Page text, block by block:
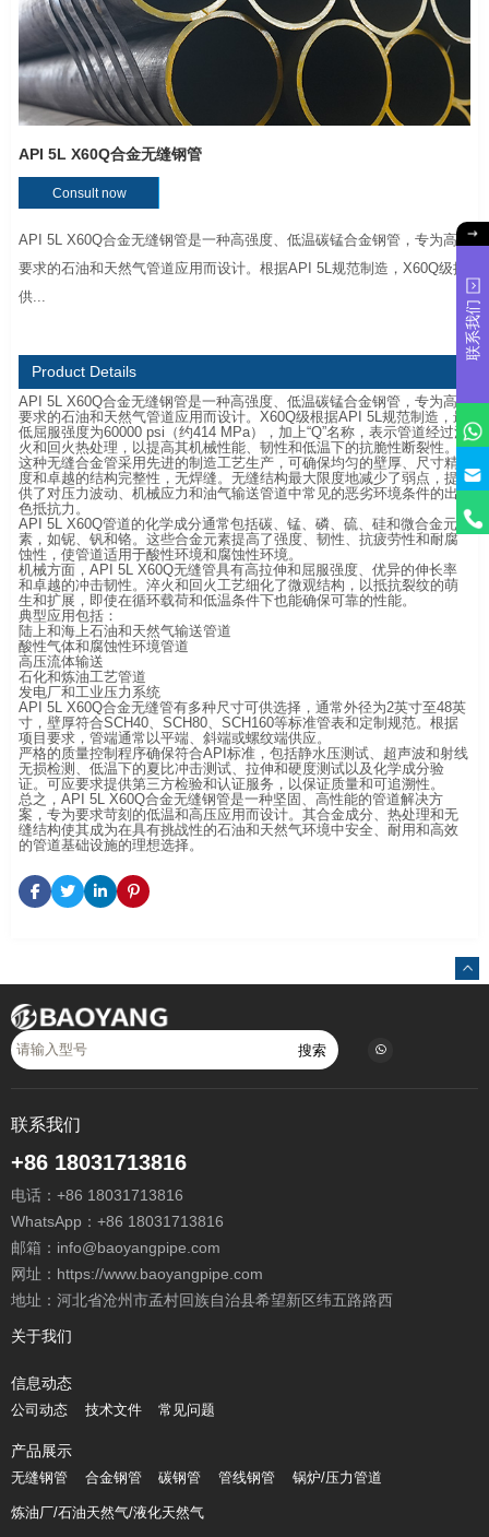
API 5L X60Q合金无缝钢管
Consult now
API 5L X60Q合金无缝钢管是一种高强度、低温碳锰合金钢管，专为高
要求的石油和天然气管道应用而设计。根据API 5L规范制造，X60Q级提
供...
Product Details
API 5L X60Q合金无缝钢管是一种高强度、低温碳锰合金钢管，专为高
要求的石油和天然气管道应用而设计。X60Q级根据API 5L规范制造，最
低屈服强度为60000 psi（约414 MPa），加上“Q”名称，表示管道经过淬
火和回火热处理，以提高其机械性能、韧性和低温下的抗脆性断裂性。
这种无缝合金管采用先进的制造工艺生产，可确保均匀的壁厚、尺寸精
度和卓越的结构完整性，无焊缝。无缝结构最大限度地减少了弱点，提
供了对压力波动、机械应力和油气输送管道中常见的恶劣环境条件的出
色抵抗力。
API 5L X60Q管道的化学成分通常包括碳、锰、磷、硫、硅和微合金元
素，如铌、钒和铬。这些合金元素提高了强度、韧性、抗疲劳性和耐腐
蚀性，使管道适用于酸性环境和腐蚀性环境。
机械方面，API 5L X60Q无缝管具有高拉伸和屈服强度、优异的伸长率
和卓越的冲击韧性。淬火和回火工艺细化了微观结构，以抵抗裂纹的萌
生和扩展，即使在循环载荷和低温条件下也能确保可靠的性能。
典型应用包括：
陆上和海上石油和天然气输送管道
酸性气体和腐蚀性环境管道
高压流体输送
石化和炼油工艺管道
发电厂和工业压力系统
API 5L X60Q合金无缝管有多种尺寸可供选择，通常外径为2英寸至48英
寸，壁厚符合SCH40、SCH80、SCH160等标准管表和定制规范。根据
项目要求，管端通常以平端、斜端或螺纹端供应。
严格的质量控制程序确保符合API标准，包括静水压测试、超声波和射线
无损检测、低温下的夏比冲击测试、拉伸和硬度测试以及化学成分验
证。可应要求提供第三方检验和认证服务，以保证质量和可追溯性。
总之，API 5L X60Q合金无缝钢管是一种坚固、高性能的管道解决方
案，专为要求苛刻的低温和高压应用而设计。其合金成分、热处理和无
缝结构使其成为在具有挑战性的石油和天然气环境中安全、耐用和高效
的管道基础设施的理想选择。
搜索
联系我们
+86 18031713816
电话： +86 18031713816
WhatsApp： +86 18031713816
邮箱： info@baoyangpipe.com
网址：https://www.baoyangpipe.com
地址：河北省沧州市孟村回族自治县希望新区纬五路路西
关于我们
信息动态
公司动态 技术文件 常见问题
产品展示
无缝钢管 合金钢管 碳钢管 管线钢管 锅炉/压力管道
炼油厂/石油天然气/液化天然气
联系我们